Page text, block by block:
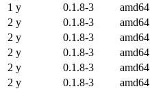
1 y
0.1.8-3 amd64
2 y
0.1.8-3 amd64
2 y
0.1.8-3 amd64
2 y
0.1.8-3 amd64
2 y
0.1.8-3 amd64
2 y
0.1.8-3 amd64